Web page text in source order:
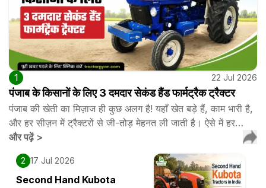
1 22 Jul 2026
पंजाब के किसानों के लिए 3 दमदार सेकंड हैंड फार्मट्रैक ट्रैक्टर
पंजाब की खेती का मिज़ाज ही कुछ अलग है! यहाँ खेत बड़े हैं, काम भारी है,
और हर सीज़न में ट्रैक्टरों से जी-तोड़ मेहनत ली जाती है। ऐसे में हर…
और पढ़ें>
2 17 Jul 2026
Second Hand Kubota